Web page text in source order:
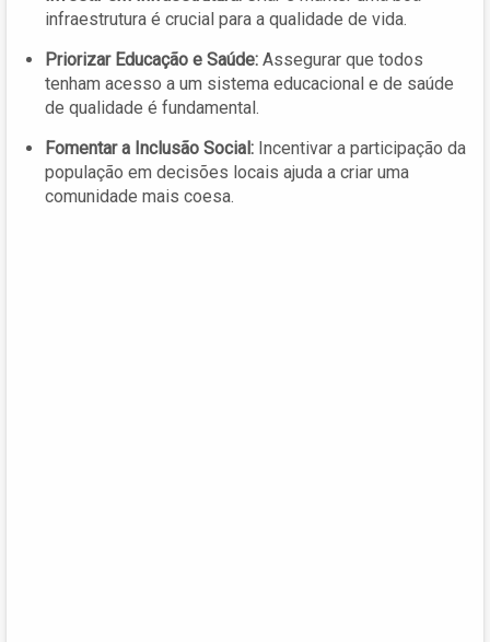
infraestrutura é crucial para a qualidade de vida.
Priorizar Educação e Saúde: Assegurar que todos
tenham acesso a um sistema educacional e de saúde
de qualidade é fundamental.
Fomentar a Inclusão Social: Incentivar a participação da
população em decisões locais ajuda a criar uma
comunidade mais coesa.